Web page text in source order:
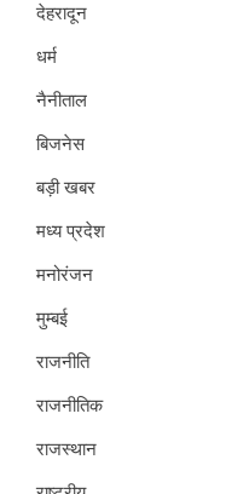
देहरादून
धर्म
नैनीताल
बिजनेस
बड़ी खबर
मध्य प्रदेश
मनोरंजन
मुम्बई
राजनीति
राजनीतिक
राजस्थान